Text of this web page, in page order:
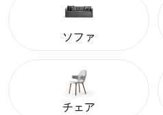
ソファ
チェア